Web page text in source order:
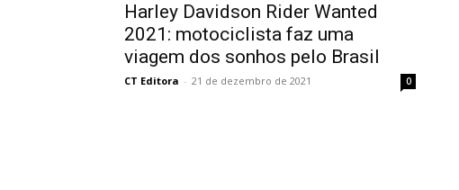
Harley Davidson Rider Wanted
2021: motociclista faz uma
viagem dos sonhos pelo Brasil
CT Editora - 21 de dezembro de 2021 0